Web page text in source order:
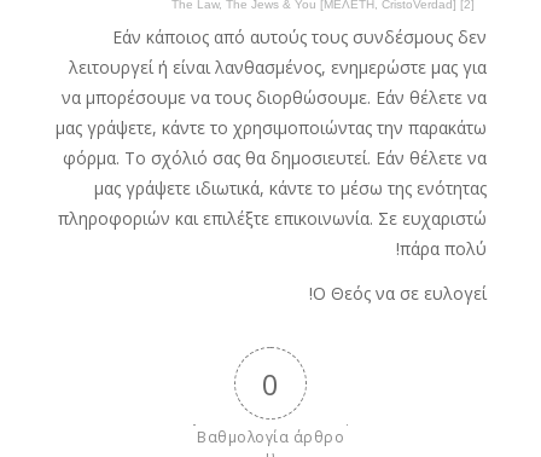
[2] The Law, The Jews & You [ΜΕΛΕΤΗ, CristoVerdad]
Εάν κάποιος από αυτούς τους συνδέσμους δεν
λειτουργεί ή είναι λανθασμένος, ενημερώστε μας για
να μπορέσουμε να τους διορθώσουμε. Εάν θέλετε να
μας γράψετε, κάντε το χρησιμοποιώντας την παρακάτω
φόρμα. Το σχόλιό σας θα δημοσιευτεί. Εάν θέλετε να
μας γράψετε ιδιωτικά, κάντε το μέσω της ενότητας
πληροφοριών και επιλέξτε επικοινωνία. Σε ευχαριστώ
πάρα πολύ!
Ο Θεός να σε ευλογεί!
0
Βαθμολογία άρθρο